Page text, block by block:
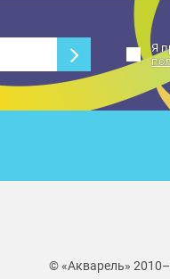
Я
© «Акварель»